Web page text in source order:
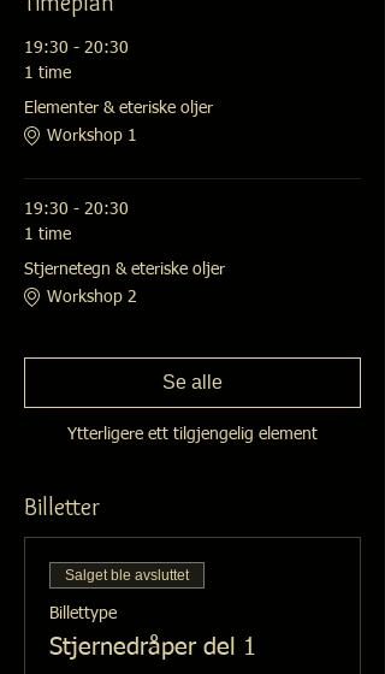
19:30 - 20:30
1 time
Elementer & eteriske oljer
Workshop 1
19:30 - 20:30
1 time
Stjernetegn & eteriske oljer
Workshop 2
Ytterligere ett tilgjengelig element
Se alle
Billetter
Salget ble avsluttet
Billettype
Stjernedråper del 1